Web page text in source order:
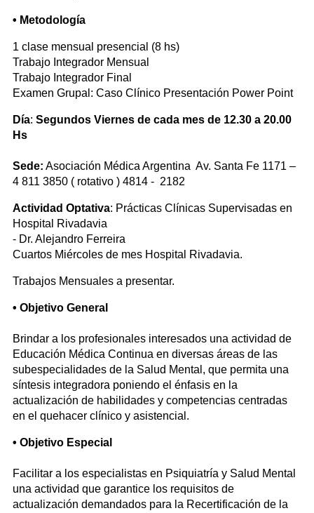
• Metodología
1 clase mensual presencial (8 hs)
Trabajo Integrador Mensual
Trabajo Integrador Final
Examen Grupal: Caso Clínico Presentación Power Point
Día: Segundos Viernes de cada mes de 12.30 a 20.00
Hs
Sede: Asociación Médica Argentina Av. Santa Fe 1171 –
4 811 3850 ( rotativo ) 4814 - 2182
Actividad Optativa: Prácticas Clínicas Supervisadas en
Hospital Rivadavia
- Dr. Alejandro Ferreira
Cuartos Miércoles de mes Hospital Rivadavia.
Trabajos Mensuales a presentar.
• Objetivo General
Brindar a los profesionales interesados una actividad de
Educación Médica Continua en diversas áreas de las
subespecialidades de la Salud Mental, que permita una
síntesis integradora poniendo el énfasis en la
actualización de habilidades y competencias centradas
en el quehacer clínico y asistencial.
• Objetivo Especial
Facilitar a los especialistas en Psiquiatría y Salud Mental
una actividad que garantice los requisitos de
actualización demandados para la Recertificación de la